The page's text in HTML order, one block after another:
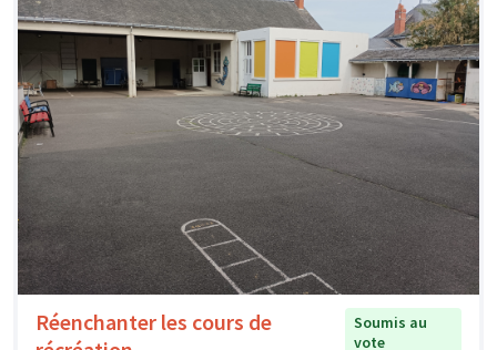
Réenchanter les cours de
Soumis au
vote